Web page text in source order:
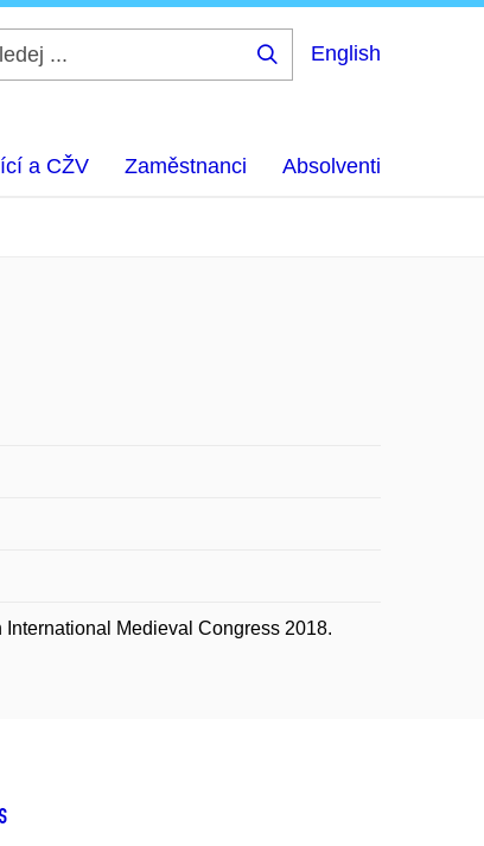
English
a CŽV Zaměstnanci Absolventi
Medieval Congress 2018.